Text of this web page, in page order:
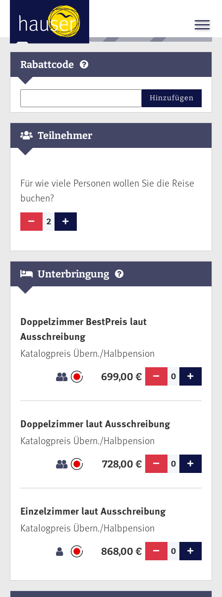
Rabattcode
Hinzufügen
Teilnehmer
Für wie viele Personen wollen Sie die Reise
buchen?
2
Unterbringung
Doppelzimmer BestPreis laut
Ausschreibung
699,00 € 0
Katalogpreis Übern./Halbpension
Doppelzimmer laut Ausschreibung
728,00 € 0
Katalogpreis Übern./Halbpension
Einzelzimmer laut Ausschreibung
868,00 € 0
Katalogpreis Übern./Halbpension